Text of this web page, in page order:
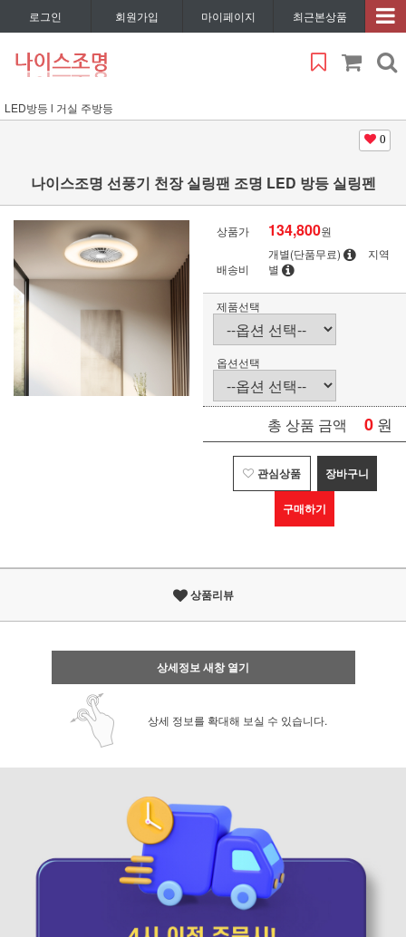
로그인 회원가입 마이페이지 최근본상품
LED방등 l 거실 주방등
0
나이스조명 선풍기 천장 실링팬 조명 LED 방등 실링펜
상품가 134,800원
배송비
개별(단품무료)
지역
별
제품선택
옵션선택
총 상품 금액 0 원
관심상품 장바구니
구매하기
상품리뷰
상세정보 새창 열기
상세 정보를 확대해 보실 수 있습니다.